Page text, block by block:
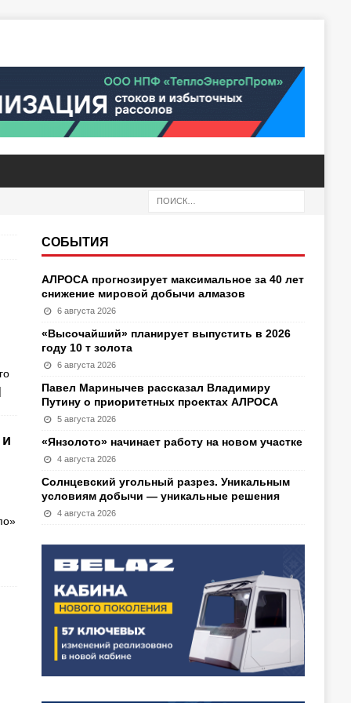
СОБЫТИЯ
АЛРОСА прогнозирует максимальное за 40 лет
снижение мировой добычи алмазов
6 августа 2026
«Высочайший» планирует выпустить в 2026
году 10 т золота
6 августа 2026
Павел Маринычев рассказал Владимиру
Путину о приоритетных проектах АЛРОСА
5 августа 2026
«Янзолото» начинает работу на новом участке
4 августа 2026
Солнцевский угольный разрез. Уникальным
условиям добычи — уникальные решения
4 августа 2026